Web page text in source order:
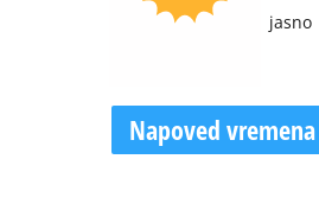
jasno
Napoved